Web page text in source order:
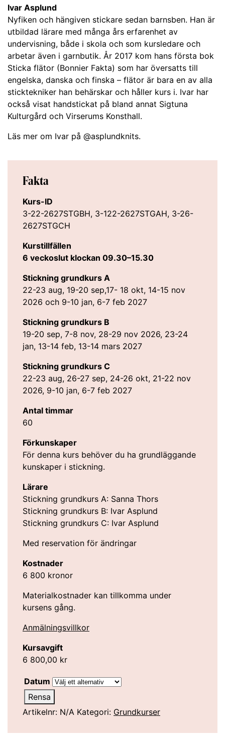
Ivar Asplund
Nyfiken och hängiven stickare sedan barnsben. Han är
utbildad lärare med många års erfarenhet av
undervisning, både i skola och som kursledare och
arbetar även i garnbutik. År 2017 kom hans första bok
Sticka flätor (Bonnier Fakta) som har översatts till
engelska, danska och finska – flätor är bara en av alla
sticktekniker han behärskar och håller kurs i. Ivar har
också visat handstickat på bland annat Sigtuna
Kulturgård och Virserums Konsthall.
Läs mer om Ivar på @asplundknits.
Fakta
Kurs-ID
3-22-2627STGBH, 3-122-2627STGAH, 3-26-
2627STGCH
Kurstillfällen
6 veckoslut klockan 09.30–15.30
Stickning grundkurs A
22-23 aug, 19-20 sep,17- 18 okt, 14-15 nov
2026 och 9-10 jan, 6-7 feb 2027
Stickning grundkurs B
19-20 sep, 7-8 nov, 28-29 nov 2026, 23-24
jan, 13-14 feb, 13-14 mars 2027
Stickning grundkurs C
22-23 aug, 26-27 sep, 24-26 okt, 21-22 nov
2026, 9-10 jan, 6-7 feb 2027
Antal timmar
60
Förkunskaper
För denna kurs behöver du ha grundläggande
kunskaper i stickning.
Lärare
Stickning grundkurs A: Sanna Thors
Stickning grundkurs B: Ivar Asplund
Stickning grundkurs C: Ivar Asplund
Med reservation för ändringar
Kostnader
6 800 kronor
Materialkostnader kan tillkomma under
kursens gång.
Anmälningsvillkor
Kursavgift
6 800,00 kr
Datum
Rensa
Artikelnr: N/A Kategori: Grundkurser